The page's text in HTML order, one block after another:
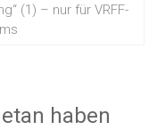
(1) – nur für VRFF-
haben